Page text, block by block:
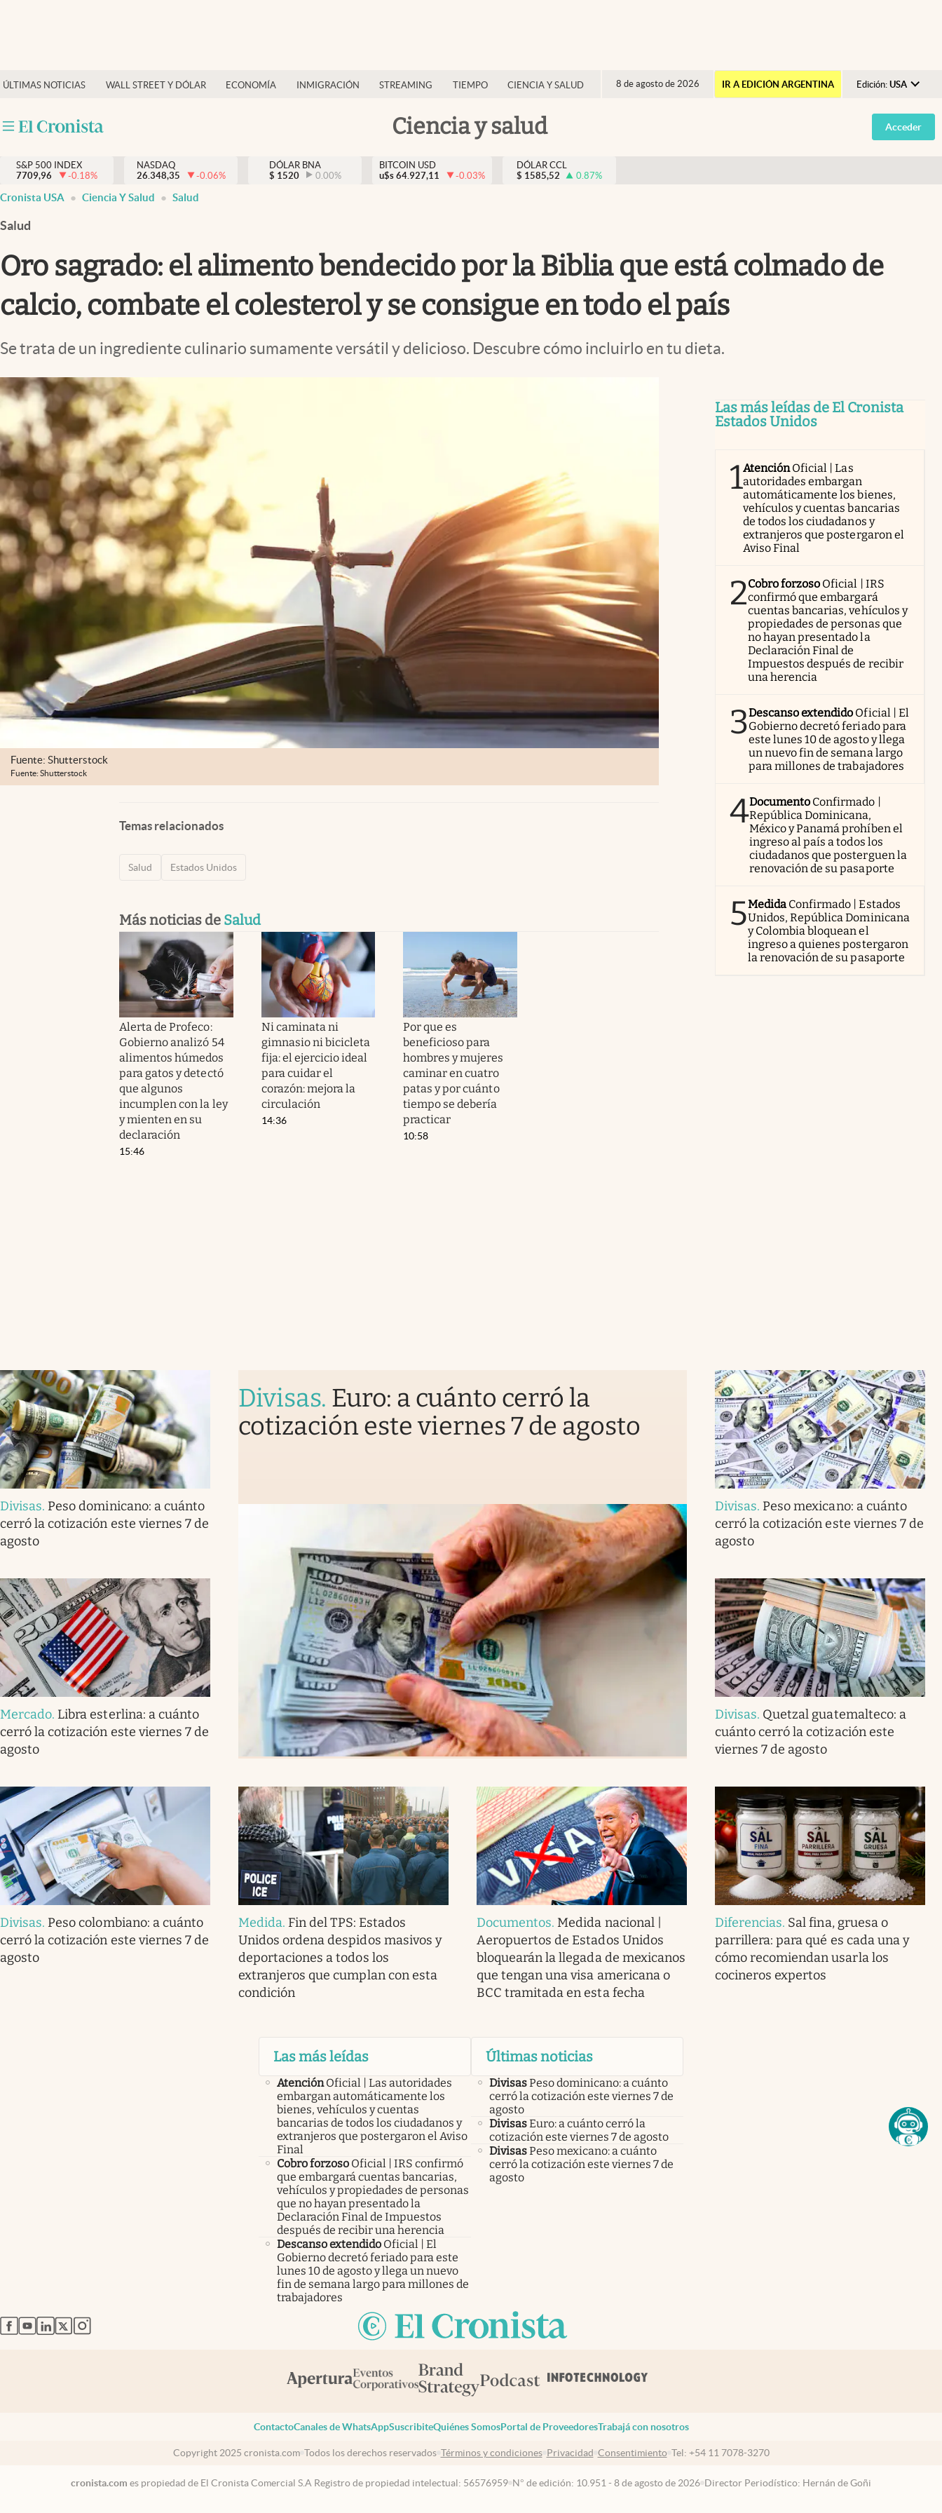
ÚLTIMAS NOTICIAS WALL STREET Y DÓLAR ECONOMÍA INMIGRACIÓN STREAMING TIEMPO CIENCIA Y SALUD 8 de agosto de 2026 IR A EDICIÓN ARGENTINA Edición: USA
Argentina
España
Ciencia y salud
Finanzas y economía
Inmigración
Trending
Streaming
PC y mobile
Acceder
S&P 500 INDEX
7709,96
-0.18%
NASDAQ
26.348,35
-0.06%
DÓLAR BNA
$ 1520 0.00%
BITCOIN USD
u$s 64.927,11 -0.03%
DÓLAR CCL
$ 1585,52 0.87%
Cronista USA Ciencia Y Salud Salud
Salud
Oro sagrado: el alimento bendecido por la Biblia que está colmado de
calcio, combate el colesterol y se consigue en todo el país
Se trata de un ingrediente culinario sumamente versátil y delicioso. Descubre cómo incluirlo en tu dieta.
Fuente: Shutterstock
Fuente: Shutterstock
Temas relacionados
Salud Estados Unidos
Más noticias de Salud
Alerta de Profeco:
Gobierno analizó 54
alimentos húmedos
para gatos y detectó
que algunos
incumplen con la ley
y mienten en su
declaración
15:46
Ni caminata ni
gimnasio ni bicicleta
fija: el ejercicio ideal
para cuidar el
corazón: mejora la
circulación
14:36
Por que es
beneficioso para
hombres y mujeres
caminar en cuatro
patas y por cuánto
tiempo se debería
practicar
10:58
Las más leídas de El Cronista
Estados Unidos
1AtenciónOficial | Las
autoridades embargan
automáticamente los bienes,
vehículos y cuentas bancarias
de todos los ciudadanos y
extranjeros que postergaron el
Aviso Final
2Cobro forzoso Oficial | IRS
confirmó que embargará
cuentas bancarias, vehículos y
propiedades de personas que
no hayan presentado la
Declaración Final de
Impuestos después de recibir
una herencia
3Descanso extendido Oficial | El
Gobierno decretó feriado para
este lunes 10 de agosto y llega
un nuevo fin de semana largo
para millones de trabajadores
4Documento Confirmado |
República Dominicana,
México y Panamá prohíben el
ingreso al país a todos los
ciudadanos que posterguen la
renovación de su pasaporte
5Medida Confirmado | Estados
Unidos, República Dominicana
y Colombia bloquean el
ingreso a quienes postergaron
la renovación de su pasaporte
Divisas. Peso dominicano: a cuánto
cerró la cotización este viernes 7 de
agosto
Divisas. Euro: a cuánto cerró la
cotización este viernes 7 de agosto
Divisas. Peso mexicano: a cuánto
cerró la cotización este viernes 7 de
agosto
Mercado. Libra esterlina: a cuánto
cerró la cotización este viernes 7 de
agosto
Divisas. Quetzal guatemalteco: a
cuánto cerró la cotización este
viernes 7 de agosto
Divisas. Peso colombiano: a cuánto
cerró la cotización este viernes 7 de
agosto
Medida. Fin del TPS: Estados
Unidos ordena despidos masivos y
deportaciones a todos los
extranjeros que cumplan con esta
condición
Documentos. Medida nacional |
Aeropuertos de Estados Unidos
bloquearán la llegada de mexicanos
que tengan una visa americana o
BCC tramitada en esta fecha
Diferencias. Sal fina, gruesa o
parrillera: para qué es cada una y
cómo recomiendan usarla los
cocineros expertos
Las más leídas
Atención Oficial | Las autoridades
embargan automáticamente los
bienes, vehículos y cuentas
bancarias de todos los ciudadanos y
extranjeros que postergaron el Aviso
Final
Cobro forzoso Oficial | IRS confirmó
que embargará cuentas bancarias,
vehículos y propiedades de personas
que no hayan presentado la
Declaración Final de Impuestos
después de recibir una herencia
Descanso extendido Oficial | El
Gobierno decretó feriado para este
lunes 10 de agosto y llega un nuevo
fin de semana largo para millones de
trabajadores
Últimas noticias
DivisasPeso dominicano: a cuánto
cerró la cotización este viernes 7 de
agosto
DivisasEuro: a cuánto cerró la
cotización este viernes 7 de agosto
DivisasPeso mexicano: a cuánto
cerró la cotización este viernes 7 de
agosto
abre en nueva pestaña
abre en nueva pestaña
abre en nueva pestaña
abre en nueva pestaña
abre en nueva pestaña
ContactoCanales de WhatsAppSuscribiteQuiénes SomosPortal de ProveedoresTrabajá con nosotros
Copyright 2025 cronista.com Todos los derechos reservados Términos y condiciones Privacidad Consentimiento Tel: +54 11 7078-3270
cronista.com es propiedad de El Cronista Comercial S.A Registro de propiedad intelectual: 56576959 N° de edición: 10.951 - 8 de agosto de 2026 Director Periodístico: Hernán de Goñi